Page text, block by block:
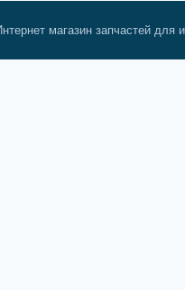
магазин запчастей для